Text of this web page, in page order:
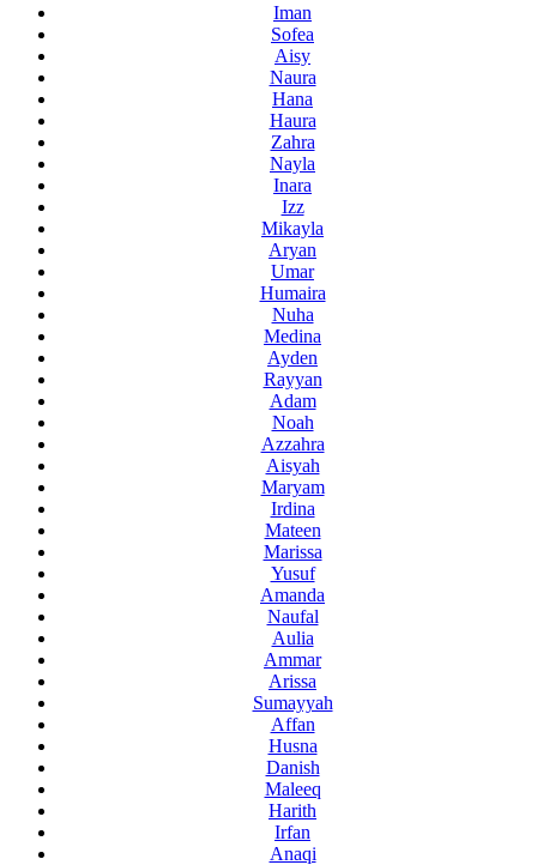
Iman
Sofea
Aisy
Naura
Hana
Haura
Zahra
Nayla
Inara
Izz
Mikayla
Aryan
Umar
Humaira
Nuha
Medina
Ayden
Rayyan
Adam
Noah
Azzahra
Aisyah
Maryam
Irdina
Mateen
Marissa
Yusuf
Amanda
Naufal
Aulia
Ammar
Arissa
Sumayyah
Affan
Husna
Danish
Maleeq
Harith
Irfan
Anaqi